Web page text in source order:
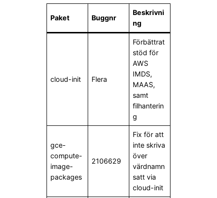
Paket Buggnr
Beskrivni
ng
cloud-init Flera
Förbättrat
stöd för
AWS
IMDS,
MAAS,
samt
filhanterin
g
gce-
compute-
image-
packages
2106629
Fix för att
inte skriva
över
värdnamn
satt via
cloud-init